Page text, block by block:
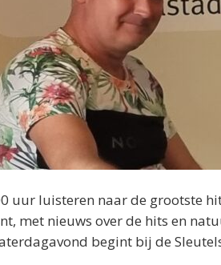
uur luisteren naar de grootste
met nieuws over de hits en
begint bij de